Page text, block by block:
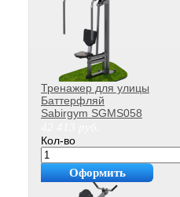
Тренажер для улицы
Баттерфляй
Sabirgym SGMS058
Кол-во
Оформить
покупку